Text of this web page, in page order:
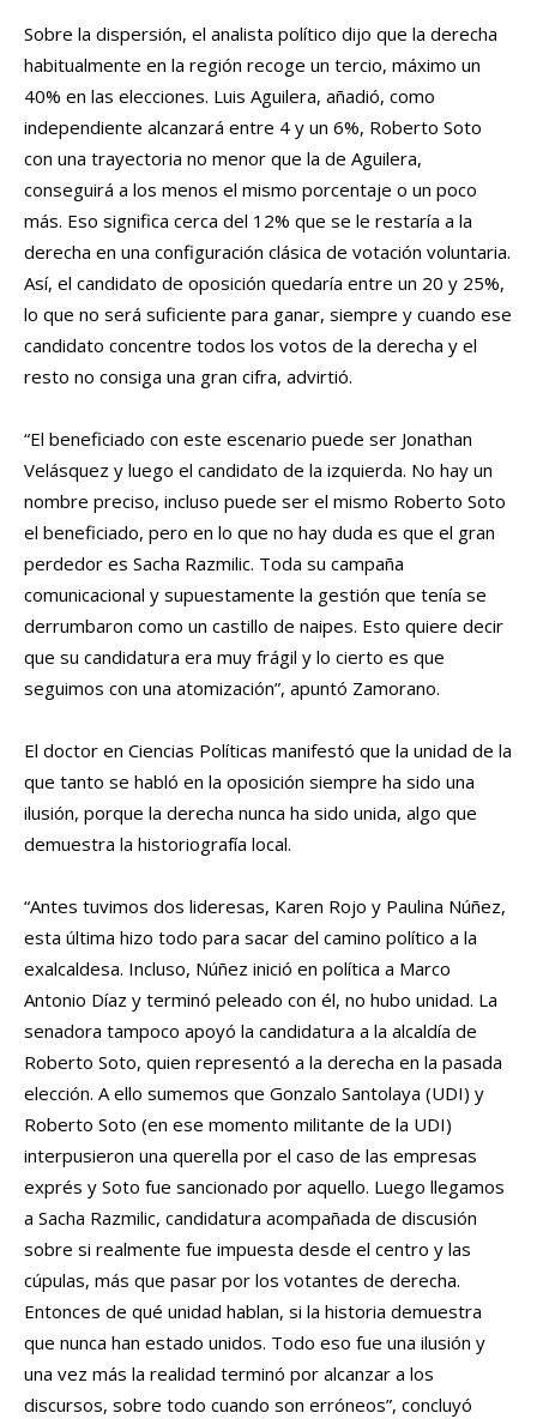
Sobre la dispersión, el analista político dijo que la derecha
habitualmente en la región recoge un tercio, máximo un
40% en las elecciones. Luis Aguilera, añadió, como
independiente alcanzará entre 4 y un 6%, Roberto Soto
con una trayectoria no menor que la de Aguilera,
conseguirá a los menos el mismo porcentaje o un poco
más. Eso significa cerca del 12% que se le restaría a la
derecha en una configuración clásica de votación voluntaria.
Así, el candidato de oposición quedaría entre un 20 y 25%,
lo que no será suficiente para ganar, siempre y cuando ese
candidato concentre todos los votos de la derecha y el
resto no consiga una gran cifra, advirtió.
“El beneficiado con este escenario puede ser Jonathan
Velásquez y luego el candidato de la izquierda. No hay un
nombre preciso, incluso puede ser el mismo Roberto Soto
el beneficiado, pero en lo que no hay duda es que el gran
perdedor es Sacha Razmilic. Toda su campaña
comunicacional y supuestamente la gestión que tenía se
derrumbaron como un castillo de naipes. Esto quiere decir
que su candidatura era muy frágil y lo cierto es que
seguimos con una atomización”, apuntó Zamorano.
El doctor en Ciencias Políticas manifestó que la unidad de la
que tanto se habló en la oposición siempre ha sido una
ilusión, porque la derecha nunca ha sido unida, algo que
demuestra la historiografía local.
“Antes tuvimos dos lideresas, Karen Rojo y Paulina Núñez,
esta última hizo todo para sacar del camino político a la
exalcaldesa. Incluso, Núñez inició en política a Marco
Antonio Díaz y terminó peleado con él, no hubo unidad. La
senadora tampoco apoyó la candidatura a la alcaldía de
Roberto Soto, quien representó a la derecha en la pasada
elección. A ello sumemos que Gonzalo Santolaya (UDI) y
Roberto Soto (en ese momento militante de la UDI)
interpusieron una querella por el caso de las empresas
exprés y Soto fue sancionado por aquello. Luego llegamos
a Sacha Razmilic, candidatura acompañada de discusión
sobre si realmente fue impuesta desde el centro y las
cúpulas, más que pasar por los votantes de derecha.
Entonces de qué unidad hablan, si la historia demuestra
que nunca han estado unidos. Todo eso fue una ilusión y
una vez más la realidad terminó por alcanzar a los
discursos, sobre todo cuando son erróneos”, concluyó